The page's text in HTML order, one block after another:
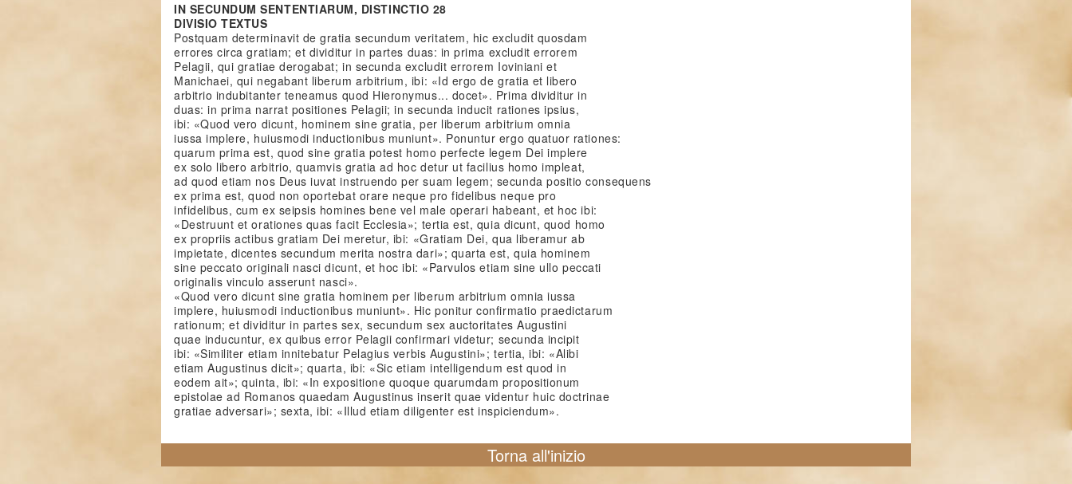
IN SECUNDUM SENTENTIARUM, DISTINCTIO 28
DIVISIO TEXTUS
Postquam determinavit de gratia secundum veritatem, hic excludit quosdam
errores circa gratiam; et dividitur in partes duas: in prima excludit errorem
Pelagii, qui gratiae derogabat; in secunda excludit errorem Ioviniani et
Manichaei, qui negabant liberum arbitrium, ibi: «Id ergo de gratia et libero
arbitrio indubitanter teneamus quod Hieronymus... docet». Prima dividitur in
duas: in prima narrat positiones Pelagii; in secunda inducit rationes ipsius,
ibi: «Quod vero dicunt, hominem sine gratia, per liberum arbitrium omnia
iussa implere, huiusmodi inductionibus muniunt». Ponuntur ergo quatuor rationes:
quarum prima est, quod sine gratia potest homo perfecte legem Dei implere
ex solo libero arbitrio, quamvis gratia ad hoc detur ut facilius homo impleat,
ad quod etiam nos Deus iuvat instruendo per suam legem; secunda positio consequens
ex prima est, quod non oportebat orare neque pro fidelibus neque pro
infidelibus, cum ex seipsis homines bene vel male operari habeant, et hoc ibi:
«Destruunt et orationes quas facit Ecclesia»; tertia est, quia dicunt, quod homo
ex propriis actibus gratiam Dei meretur, ibi: «Gratiam Dei, qua liberamur ab
impietate, dicentes secundum merita nostra dari»; quarta est, quia hominem
sine peccato originali nasci dicunt, et hoc ibi: «Parvulos etiam sine ullo peccati
originalis vinculo asserunt nasci».
«Quod vero dicunt sine gratia hominem per liberum arbitrium omnia iussa
implere, huiusmodi inductionibus muniunt». Hic ponitur confirmatio praedictarum
rationum; et dividitur in partes sex, secundum sex auctoritates Augustini
quae inducuntur, ex quibus error Pelagii confirmari videtur; secunda incipit
ibi: «Similiter etiam innitebatur Pelagius verbis Augustini»; tertia, ibi: «Alibi
etiam Augustinus dicit»; quarta, ibi: «Sic etiam intelligendum est quod in
eodem ait»; quinta, ibi: «In expositione quoque quarumdam propositionum
epistolae ad Romanos quaedam Augustinus inserit quae videntur huic doctrinae
gratiae adversari»; sexta, ibi: «Illud etiam diligenter est inspiciendum».
Torna all'inizio